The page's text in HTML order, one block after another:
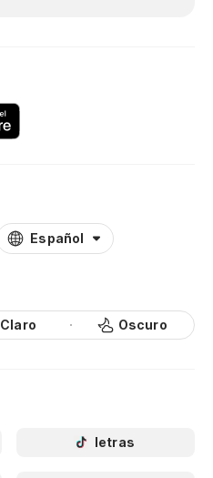
Español
Claro Oscuro
letras